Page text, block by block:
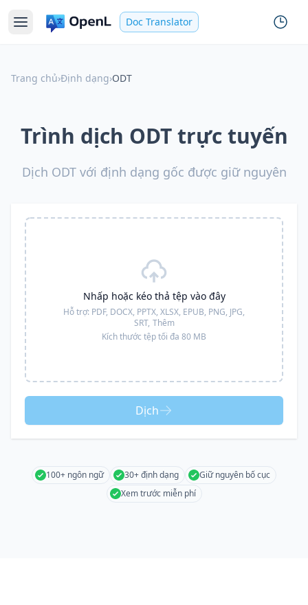
Doc Translator
Trang chủ›Định dạng›ODT
Trình dịch ODT trực tuyến
Dịch ODT với định dạng gốc được giữ nguyên
Nhấp hoặc kéo thả tệp vào đây
Hỗ trợ: PDF, DOCX, PPTX, XLSX, EPUB, PNG, JPG,
SRT, Thêm
Kích thước tệp tối đa 80 MB
Dịch
100+ ngôn ngữ 30+ định dạng
Giữ nguyên bố cục
Xem trước miễn phí